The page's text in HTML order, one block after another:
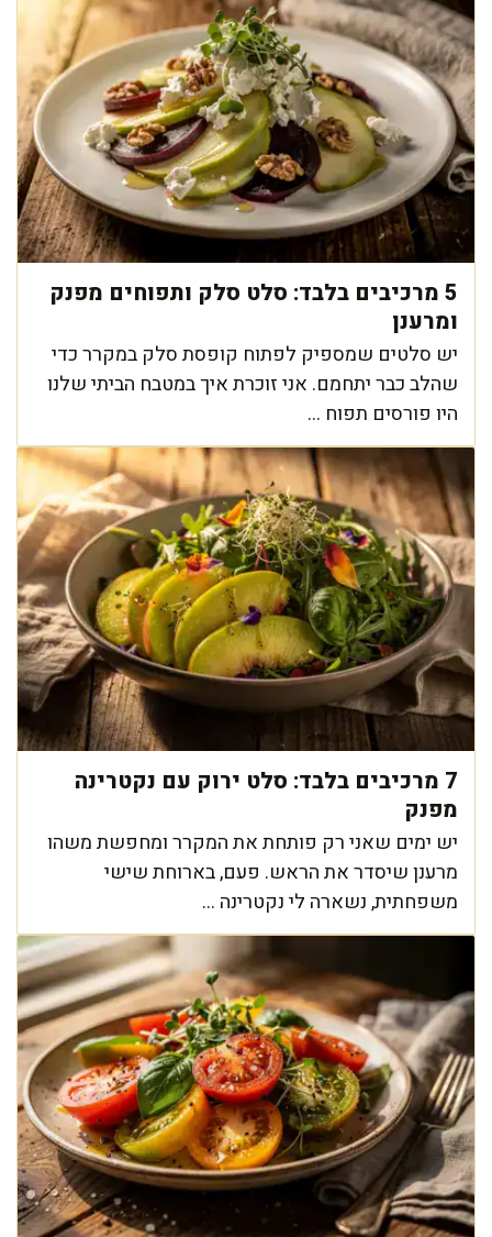
5 מרכיבים בלבד: סלט סלק ותפוחים מפנק
ומרענן
יש סלטים שמספיק לפתוח קופסת סלק במקרר כדי
שהלב כבר יתחמם. אני זוכרת איך במטבח הביתי שלנו
היו פורסים תפוח ...
7 מרכיבים בלבד: סלט ירוק עם נקטרינה
מפנק
יש ימים שאני רק פותחת את המקרר ומחפשת משהו
מרענן שיסדר את הראש. פעם, בארוחת שישי
משפחתית, נשארה לי נקטרינה ...